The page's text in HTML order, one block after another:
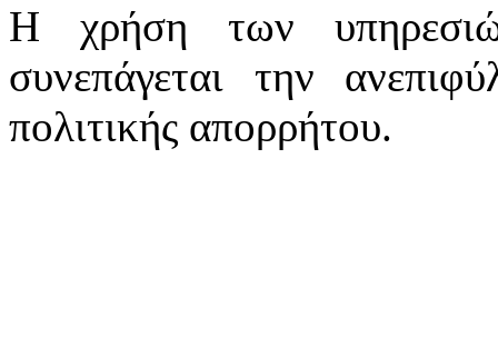
Η χρήση των
συνεπάγεται την
πολιτικής απορρήτου.